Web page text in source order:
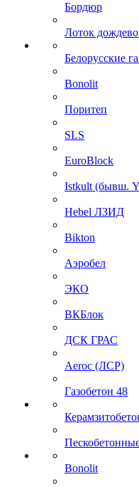
Бордюр
Лоток
Белорусские
Bonolit
Поритеп
SLS
EuroBlock
Istkult (бывш.
Hebel ЛЗИД
Bikton
Аэробел
ЭКО
ВКБлок
ДСК ГРАС
Aeroc (ЛСР)
Газобетон 48
Bonolit